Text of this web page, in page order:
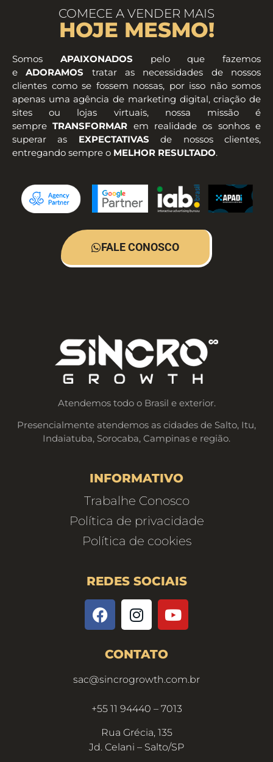
COMECE A VENDER MAIS
HOJE MESMO!
Somos APAIXONADOS pelo que fazemos
eADORAMOS tratar as necessidades de nossos
clientes como se fossem nossas, por isso não somos
apenas uma agência de marketing digital, criação de
sites ou lojas virtuais, nossa missão é
sempreTRANSFORMAR em realidade os sonhos e
superar as EXPECTATIVASde nossos clientes,
entregando sempre o MELHOR RESULTADO.
FALE CONOSCO
Atendemos todo o Brasil e exterior.
Presencialmente atendemos as cidades de Salto, Itu,
Indaiatuba, Sorocaba, Campinas e região.
INFORMATIVO
Trabalhe Conosco
Política de privacidade
Política de cookies
REDES SOCIAIS
CONTATO
sac@sincrogrowth.com.br
+55 11 94440 – 7013
Rua Grécia, 135
Jd. Celani – Salto/SP